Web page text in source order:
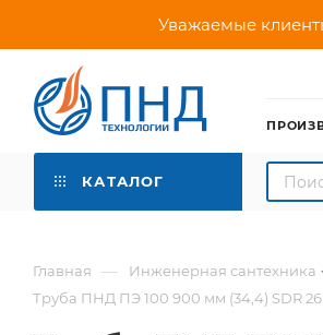
Уважаемые
КАТАЛОГ
Главная — Инженерная сантехника
Труба ПНД ПЭ 100 900 мм (34,4) SDR